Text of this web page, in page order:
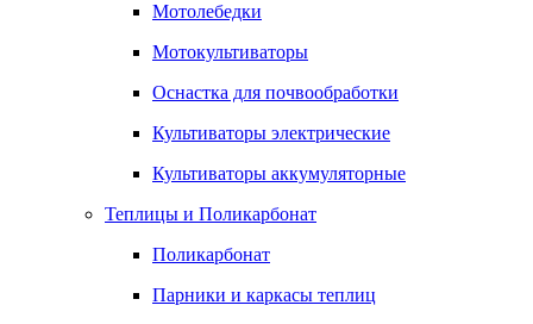
Мотолебедки
Мотокультиваторы
Оснастка для почвообработки
Культиваторы электрические
Культиваторы аккумуляторные
Теплицы и Поликарбонат
Поликарбонат
Парники и каркасы теплиц